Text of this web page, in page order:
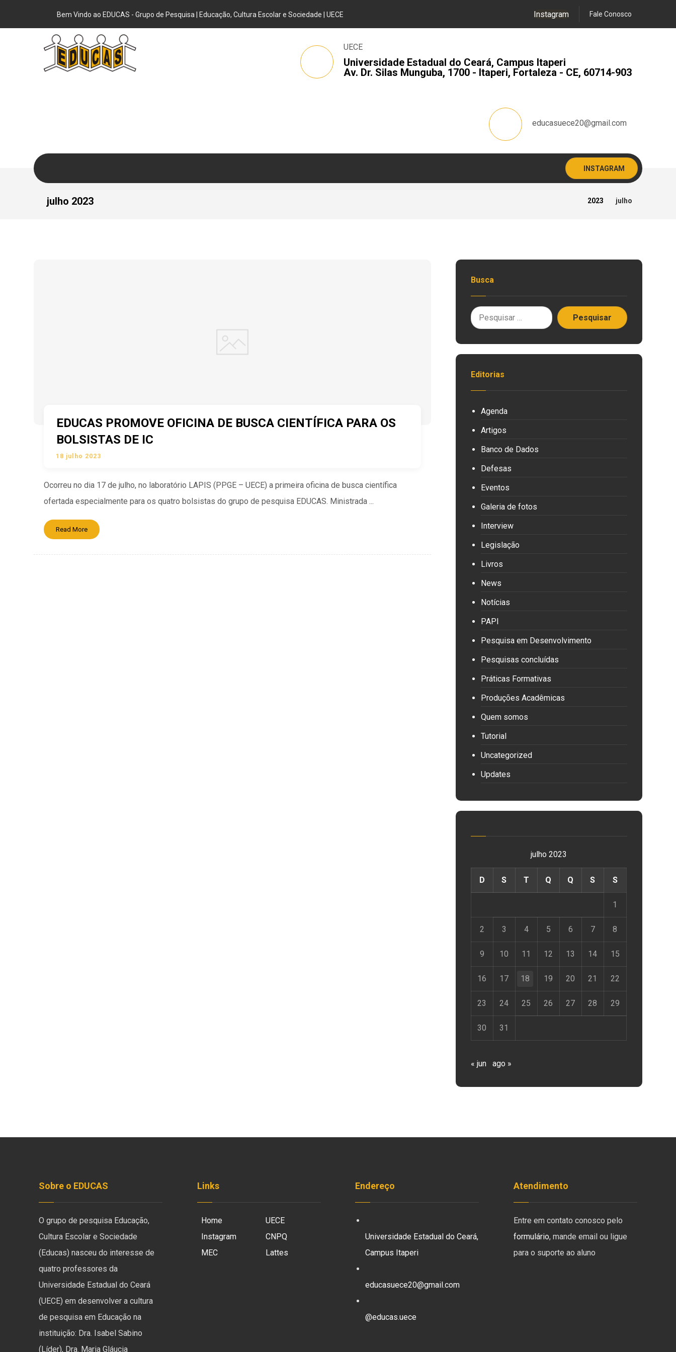
Bem Vindo ao EDUCAS - Grupo de Pesquisa | Educação, Cultura Escolar e Sociedade | UECE Fale Conosco
Instagram
UECE
Universidade Estadual do Ceará, Campus Itaperi
Av. Dr. Silas Munguba, 1700 - Itaperi, Fortaleza - CE, 60714-903
educasuece20@gmail.com
INSTAGRAM
julho 2023 2023 julho
EDUCAS PROMOVE OFICINA DE BUSCA CIENTÍFICA PARA OS
BOLSISTAS DE IC
18 julho 2023
Ocorreu no dia 17 de julho, no laboratório LAPIS (PPGE – UECE) a primeira oficina de busca científica
ofertada especialmente para os quatro bolsistas do grupo de pesquisa EDUCAS. Ministrada ...
Read More
Busca
Editorias
Agenda
Artigos
Banco de Dados
Defesas
Eventos
Galeria de fotos
Interview
Legislação
Livros
News
Notícias
PAPI
Pesquisa em Desenvolvimento
Pesquisas concluídas
Práticas Formativas
Produções Acadêmicas
Quem somos
Tutorial
Uncategorized
Updates
julho 2023
D S T Q Q S S
1
2 3 4 5 6 7 8
9 10 11 12 13 14 15
16 17 18 19 20 21 22
23 24 25 26 27 28 29
30 31
« jun ago »
Sobre o EDUCAS
O grupo de pesquisa Educação,
Cultura Escolar e Sociedade
(Educas) nasceu do interesse de
quatro professores da
Universidade Estadual do Ceará
(UECE) em desenvolver a cultura
de pesquisa em Educação na
instituição: Dra. Isabel Sabino
(Líder), Dra. Maria Gláucia
Links
Home
UECE
Instagram
CNPQ
MEC
Lattes
Endereço
Universidade Estadual do Ceará,
Campus Itaperi
educasuece20@gmail.com
@educas.uece
Atendimento
Entre em contato conosco pelo
formulário, mande email ou ligue
para o suporte ao aluno